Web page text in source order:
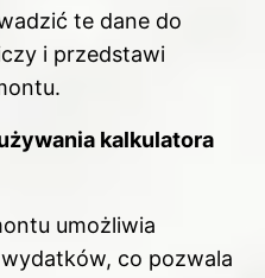
te dane do
i przedstawi
kalkulatora
umożliwia
co pozwala